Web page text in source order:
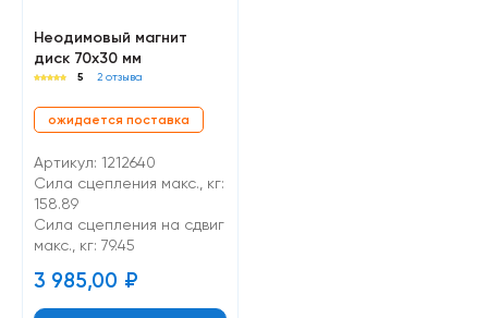
Неодимовый магнит
диск 70х30 мм
5 2 отзыва
ожидается поставка
Артикул: 1212640
Сила сцепления макс., кг:
158.89
Cила сцепления на сдвиг
макс., кг: 79.45
3 985,00 ₽